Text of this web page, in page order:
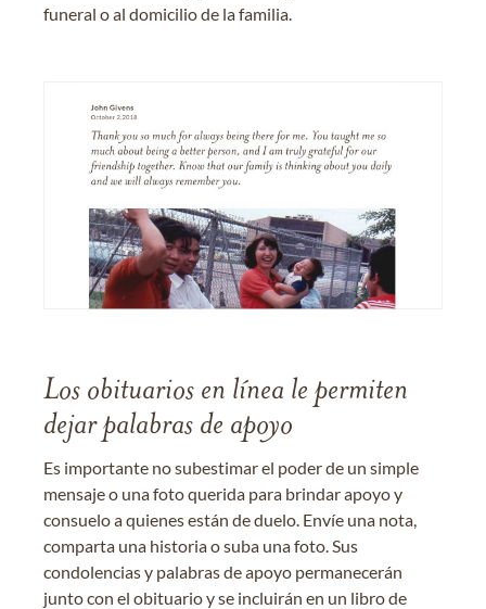
funeral o al domicilio de la familia.
Los obituarios en línea le permiten
dejar palabras de apoyo
Es importante no subestimar el poder de un simple
mensaje o una foto querida para brindar apoyo y
consuelo a quienes están de duelo. Envíe una nota,
comparta una historia o suba una foto. Sus
condolencias y palabras de apoyo permanecerán
junto con el obituario y se incluirán en un libro de